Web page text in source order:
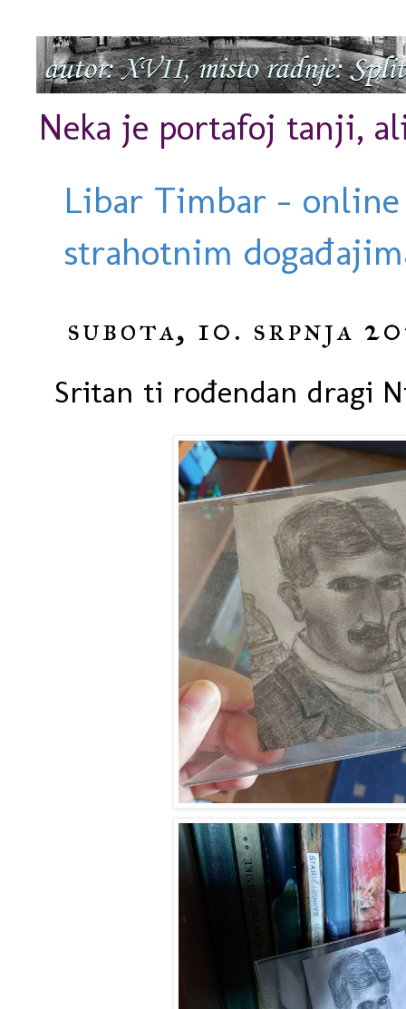
Neka je portafoj tanji,
Libar Timbar -
strahotnim
subota, 10. srpnja
Sritan ti rođendan dragi